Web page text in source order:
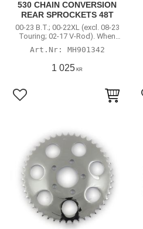
530 CHAIN CONVERSION
REAR SPROCKETS 48T
00-23 B.T.; 00-22XL (excl. 08-23
Touring; 02-17 V-Rod). When
converted to rear chain
MH901342
1 025 KR
Lägg till i favoriter